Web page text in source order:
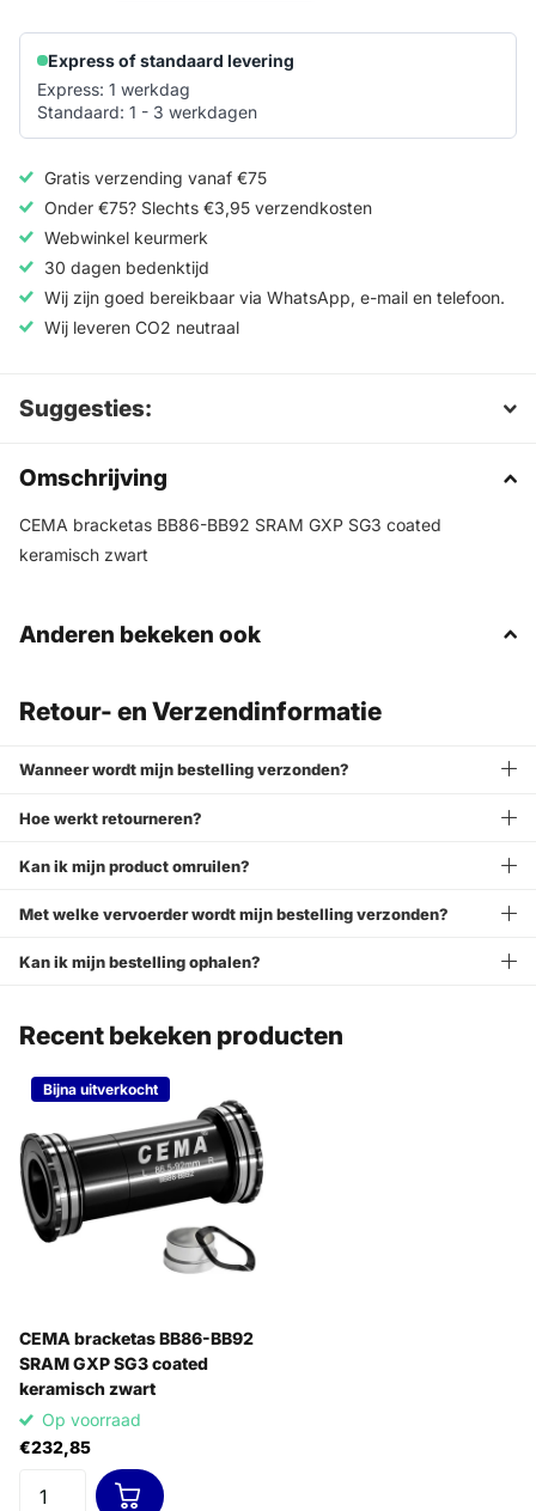
Express of standaard levering
Express: 1 werkdag
Standaard: 1 - 3 werkdagen
Gratis verzending vanaf €75
Onder €75? Slechts €3,95 verzendkosten
Webwinkel keurmerk
30 dagen bedenktijd
Wij zijn goed bereikbaar via WhatsApp, e-mail en telefoon.
Wij leveren CO2 neutraal
Suggesties:
Omschrijving
CEMA bracketas BB86-BB92 SRAM GXP SG3 coated
keramisch zwart
Anderen bekeken ook
Retour- en Verzendinformatie
Wanneer wordt mijn bestelling verzonden?
Hoe werkt retourneren?
Kan ik mijn product omruilen?
Met welke vervoerder wordt mijn bestelling verzonden?
Kan ik mijn bestelling ophalen?
Recent bekeken producten
Bijna uitverkocht
CEMA bracketas BB86-BB92
SRAM GXP SG3 coated
keramisch zwart
Op voorraad
€232,85